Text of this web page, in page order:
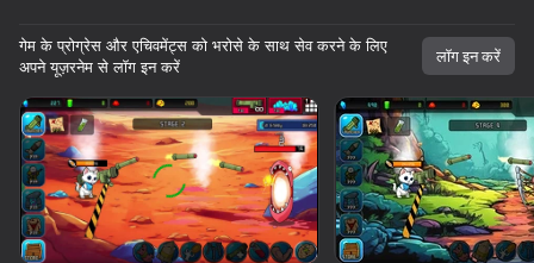
डिवाइस घुमाएँ
यह गेम केवल लैंडस्केप
ओरिएंटेशन का समर्थन करता है
गेम के प्रोग्रेस और एचिवमेंट्स को भरोसे के साथ सेव करने के लिए
अपने यूज़रनेम से लॉग इन करें
लॉग इन करें